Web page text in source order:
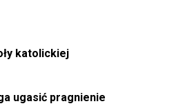
katolickiej
ugasić pragnienie